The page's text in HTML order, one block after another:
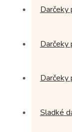
Darčeky
Darčeky
Darčeky
Sladké